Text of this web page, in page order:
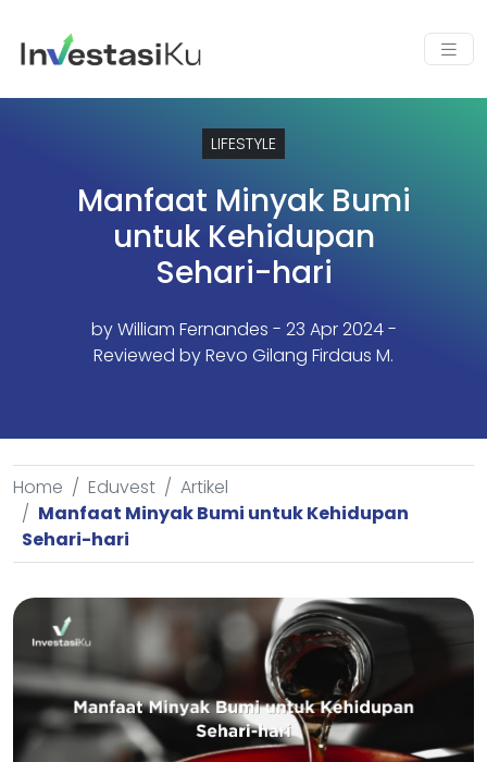
LIFESTYLE
Manfaat Minyak Bumi
untuk Kehidupan
Sehari-hari
byWilliam Fernandes - 23 Apr 2024 -
Reviewed by Revo Gilang Firdaus M.
Home Eduvest
Artikel
Manfaat Minyak Bumi untuk Kehidupan
Sehari-hari